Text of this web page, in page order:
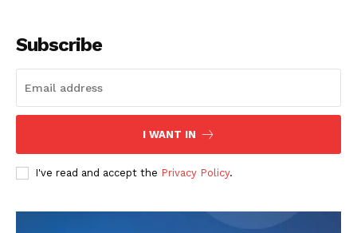
Subscribe
I WANT IN
I've read and accept the Privacy Policy.